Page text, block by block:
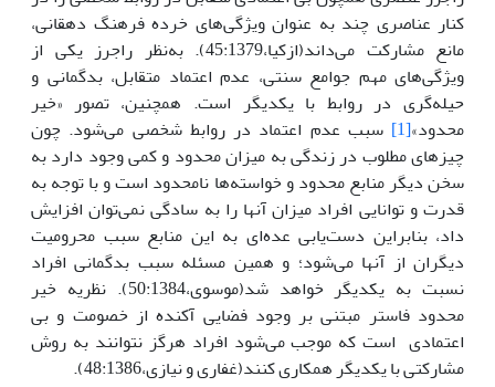
کنار عناصری چند به عنوان ویژگی‌های خرده فرهنگ دهقانی،
مانع مشارکت می‌داند(ازکیا،45:1379). به‌نظر راجرز یکی از
ویژگی‌های مهم جوامع سنتی، عدم اعتماد متقابل، بدگمانی و
حیله‌گری در روابط با یکدیگر است. همچنین، تصور «خیر
محدود»[1]
سبب عدم اعتماد در روابط شخصی می‌شود. چون
چیزهای مطلوب در زندگی به میزان محدود و کمی وجود دارد به
سخن دیگر منابع محدود و خواسته‌ها نامحدود است و با توجه به
قدرت و توانایی افراد میزان آنها را به سادگی نمی‌توان افزایش
داد، بنابراین دست‌یابی عده‌ای به این منابع سبب محرومیت
دیگران از آنها می‌شود؛ و همین مسئله سبب بدگمانی افراد
نسبت به‌ یکدیگر خواهد شد(موسوی،50:1384). نظریه خیر
محدود فاستر مبتنی بر وجود فضایی آکنده از خصومت و بی
اعتمادی است که موجب می‌شود افراد هرگز نتوانند به روش
مشارکتی با یکدیگر همکاری کنند(غفاری و نیازی،48:1386).